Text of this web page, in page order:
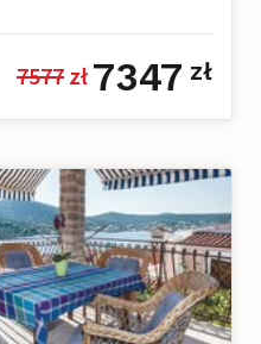
7577 zł 7347 zł